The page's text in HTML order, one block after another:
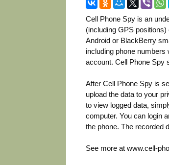
Cell Phone Spy is an
(including GPS
Android or BlackBerry
including phone numbers
account. Cell Phone Spy
After Cell Phone Spy is
upload the data to your
to view logged data,
computer. You can login
the phone. The recorded
See more at www.cell-